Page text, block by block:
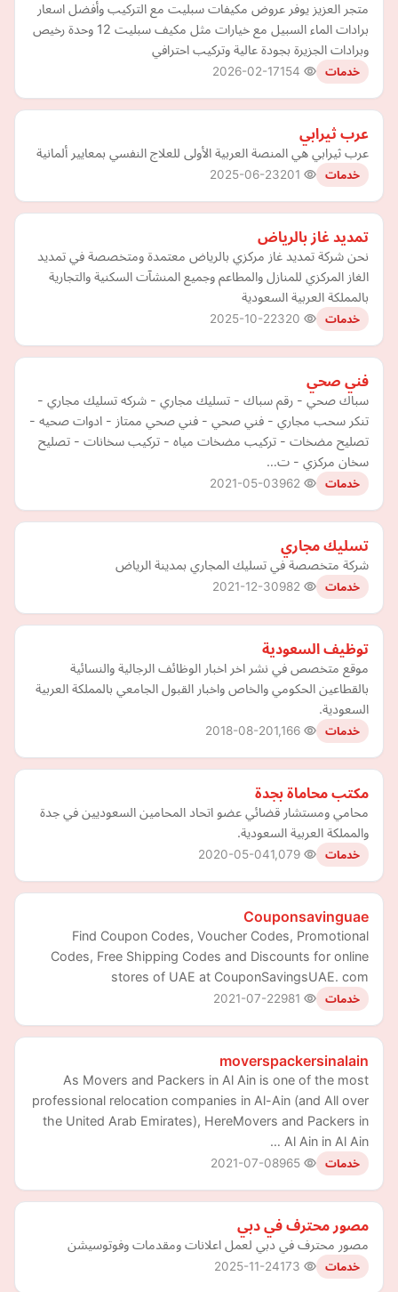
متجر العزيز يوفر عروض مكيفات سبليت مع التركيب وأفضل اسعار
برادات الماء السبيل مع خيارات مثل مكيف سبليت 12 وحدة رخيص
وبرادات الجزيرة بجودة عالية وتركيب احترافي
خدمات 2026-02-17
عرب ثيرابي
عرب ثيرابي هي المنصة العربية الأولى للعلاج النفسي بمعايير ألمانية
خدمات 2025-06-23
تمديد غاز بالرياض
نحن شركة تمديد غاز مركزي بالرياض معتمدة ومتخصصة في تمديد
الغاز المركزي للمنازل والمطاعم وجميع المنشآت السكنية والتجارية
بالمملكة العربية السعودية
خدمات 2025-10-22
فني صحي
سباك صحي - رقم سباك - تسليك مجاري - شركه تسليك مجاري -
تنكر سحب مجاري - فني صحي - فني صحي ممتاز - ادوات صحيه -
تصليح مضخات - تركيب مضخات مياه - تركيب سخانات - تصليح
سخان مركزي - ت…
خدمات 2021-05-03
تسليك مجاري
شركة متخصصة في تسليك المجاري بمدينة الرياض
خدمات 2021-12-30
توظيف السعودية
موقع متخصص في نشر اخر اخبار الوظائف الرجالية والنسائية
بالقطاعين الحكومي والخاص واخبار القبول الجامعي بالمملكة العربية
السعودية.
خدمات 2018-08-20
مكتب محاماة بجدة
محامي ومستشار قضائي عضو اتحاد المحامين السعوديين في جدة
والمملكة العربية السعودية.
خدمات 2020-05-04
Couponsavinguae
Find Coupon Codes, Voucher Codes, Promotional
Codes, Free Shipping Codes and Discounts for online
stores of UAE at CouponSavingsUAE. com
خدمات 2021-07-22
moverspackersinalain
As Movers and Packers in Al Ain is one of the most
professional relocation companies in Al-Ain (and All over
the United Arab Emirates), HereMovers and Packers in
Al Ain in Al Ain …
خدمات 2021-07-08
مصور محترف في دبي
مصور محترف في دبي لعمل اعلانات ومقدمات وفوتوسيشن
خدمات 2025-11-24